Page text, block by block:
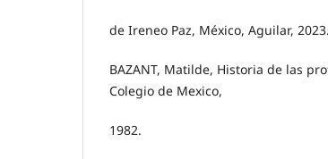
de Ireneo Paz, México, Aguilar, 2023.
BAZANT, Matilde, Historia de las
Colegio de Mexico,
1982.